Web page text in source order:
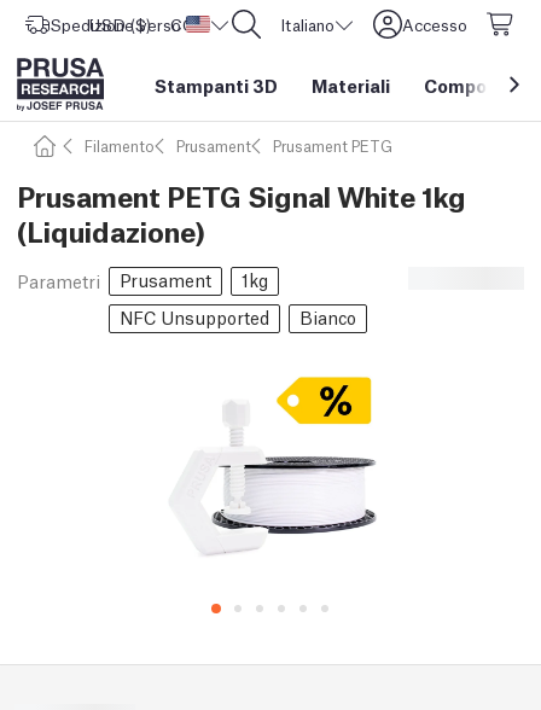
Spedizione verso Stati Uniti d'America
USD ($) CORE One L: Ora disponibile! Italiano Accesso
Stampanti 3D Materiali Componenti
Filamento Prusament Prusament PETG
Prusament PETG Signal White 1kg
(Liquidazione)
Parametri Prusament
1kg
NFC Unsupported
Bianco